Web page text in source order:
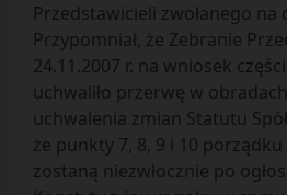
Przedstawicieli zwołanego na
Przypomniał, że Zebranie
24.11.2007 r. na wniosek
uchwaliło przerwę w
uchwalenia zmian Statutu
że punkty 7, 8, 9 i 10
zostaną niezwłocznie po